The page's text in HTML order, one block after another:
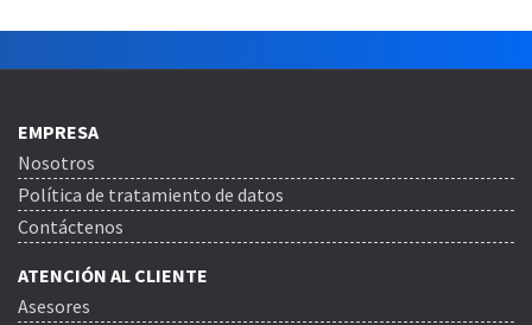
EMPRESA
Nosotros
Política de tratamiento de datos
Contáctenos
ATENCIÓN AL CLIENTE
Asesores